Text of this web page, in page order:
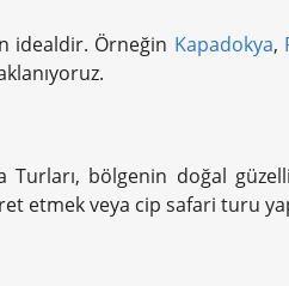
idealdir. Örneğin Kapadokya,
bölgenin doğal
etmek veya cip safari turu